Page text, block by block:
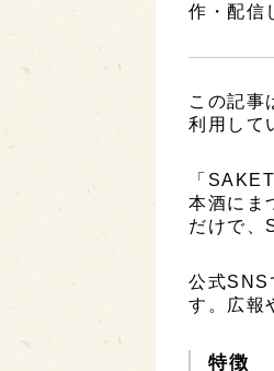
作・配信
この記事
利用して
「
本酒にま
だけで、
公式SNS
す。広報
特徴